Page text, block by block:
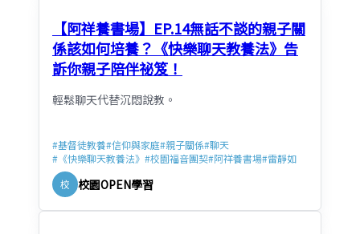
【阿祥養書場】EP.14無話不談的親子關
係該如何培養？《快樂聊天教養法》告
訴你親子陪伴祕笈！
輕鬆聊天代替沉悶說教。
#基督徒教養#信仰與家庭#親子關係#聊天
# 《快樂聊天教養法》 #校園福音團契#阿祥養書場#雷靜如
校
校園OPEN學習